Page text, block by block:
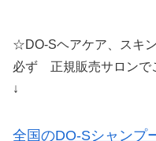
☆DO-Sヘアケア、スキ
必ず 正規販売サロンで
↓
全国のDO-Sシャンプ